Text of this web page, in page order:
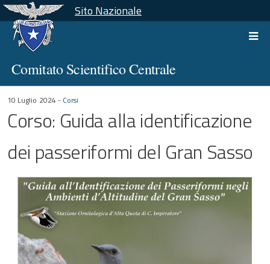
Sito Nazionale
Comitato Scientifico Centrale
10 Luglio 2024 - Corsi
Corso: Guida alla identificazione
dei passeriformi del Gran Sasso